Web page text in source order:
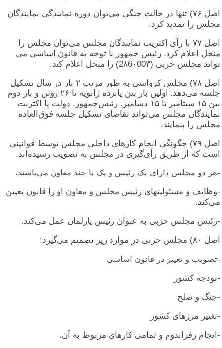
اصل ۷۶) تنها در حالت جنگی می‌توان دوره نمایندگی نمایندگان
مجلس را تمدید کرد.
اصل ۷۷ با رآی اکثریت نمایندگان مجلس می‌توان مجلس را
منحل اعلام کرد. رئیس جمهور با توجه به قانون اساسی می
تواند مجلس حزبی (2۸6۰00۳) را منحل اعلام کند.
اصل ۷۸) مجلس کرواسی به طور مرتب ۲ بار در سال تشکیل
جلسه می‌دهد. اولین بار بین پانزده ژانویه تا ۲۶ ژوتن و بار دوم
بین ۱۵ سپتامبر تا ۱۵ دسامبر. رئیس‌جمهور. دولت یا اکثربت
نمایندگان مجلس می‌تواند تقاضای تشکیل جلسه فوق‌العاده
مجلس را بنمایند.
اصل ۷۹) چگونگی انجام کارهای داخلی مجلس توسط قوانینی
است که از طریق رأی‌گیری در مجلس به تصویب رسیده‌اند.
-هر دو مجلس دارای یک رئیس و یک با چند معاون می‌باشند.
-وظایف و مسئولیتهای رئیس مجلس و معاون او را قانون تعیین
می‌کند.
-رئیس مجلس حزبی به عنوان رئیس پارلمان عمل می‌کند.
اصل ۸۰) مجلس حزبی در موارد زیر تصمیم می‌گیرد:
-تصویب و تغییر در قانون اساسی
-بودجه کشور
-جنگ و صلح
-تغییر مرزهای کشور
-انجام رفراندوم و تمامی کارهای مربوط به آن.